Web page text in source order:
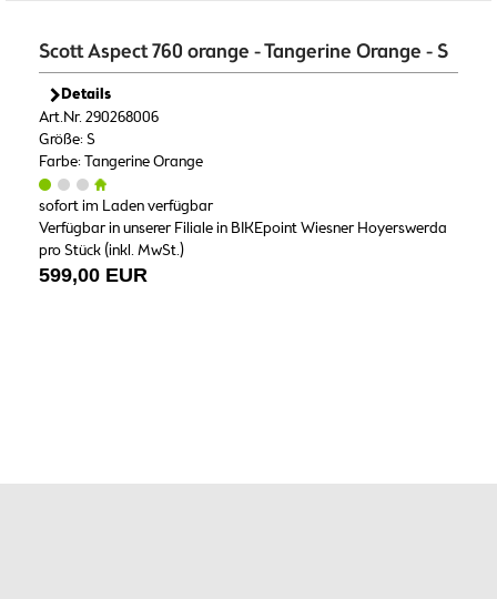
Scott Aspect 760 orange - Tangerine Orange - S
Details
Art.Nr. 290268006
Größe: S
Farbe: Tangerine Orange
sofort im Laden verfügbar
Verfügbar in unserer Filiale in BIKEpoint Wiesner Hoyerswerda
pro Stück (inkl. MwSt.)
599,00 EUR